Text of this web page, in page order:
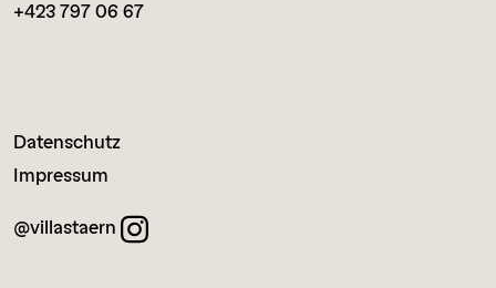
+423 797 06 67
Datenschutz
Impressum
@villastaern